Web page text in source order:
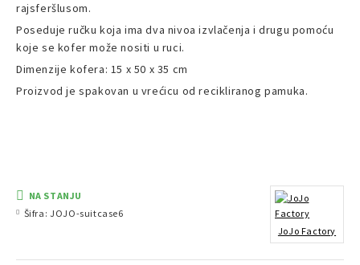
rajsferšlusom.
Poseduje ručku koja ima dva nivoa izvlačenja i drugu pomoću
koje se kofer može nositi u ruci.
Dimenzije kofera: 15 x 50 x 35 cm
Proizvod je spakovan u vrećicu od recikliranog pamuka.
NA STANJU
Šifra: JOJO-suitcase6
JoJo Factory